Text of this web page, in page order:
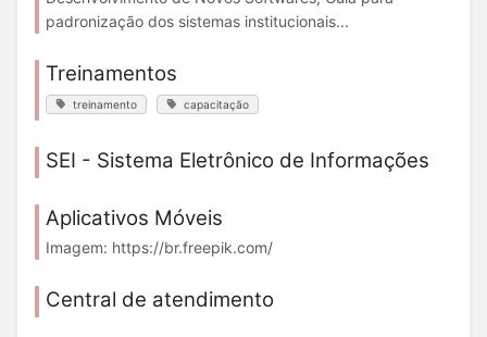
padronização dos sistemas institucionais...
Treinamentos
treinamento capacitação
SEI - Sistema Eletrônico de Informações
Aplicativos Móveis
Imagem: https://br.freepik.com/
Central de atendimento